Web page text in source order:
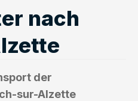
nach
der
sur-Alzette